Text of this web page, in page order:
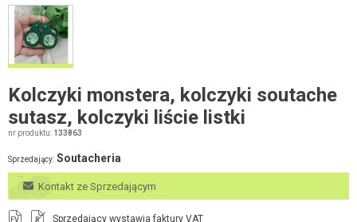
Kolczyki monstera, kolczyki soutache
sutasz, kolczyki liście listki
nr produktu: 133863
Sprzedający: Soutacheria
Kontakt ze Sprzedającym
FV R Sprzedający wystawia faktury VAT